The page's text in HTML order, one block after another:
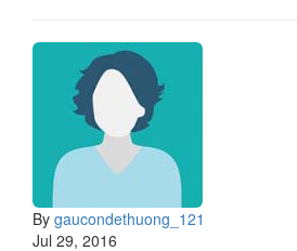
By gaucondethuong_121
Jul 29, 2016